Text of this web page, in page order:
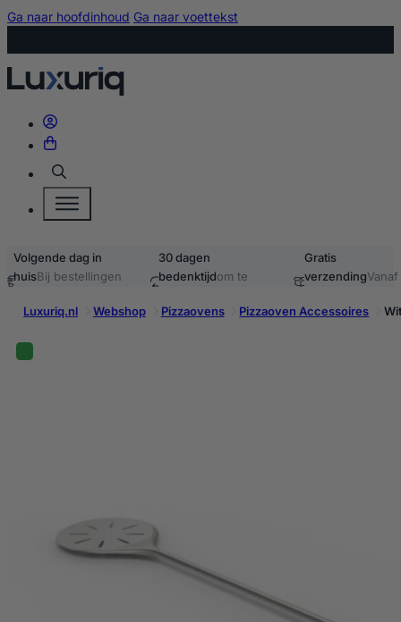
Ga naar hoofdinhoud Ga naar voettekst
Zoeken
Volgende dag in
huisBij bestellingen
30 dagen
bedenktijdom te
Gratis
verzendingVanaf
Luxuriq.nl
Webshop Pizzaovens Pizzaoven Accessoires